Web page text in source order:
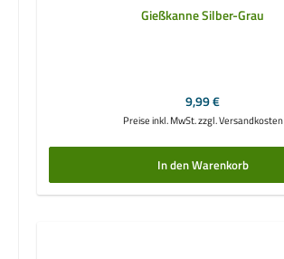
Gießkanne Silber-Grau
Regulärer Preis:
9,99 €
Preise inkl. MwSt. zzgl. Versandkosten
In den Warenkorb